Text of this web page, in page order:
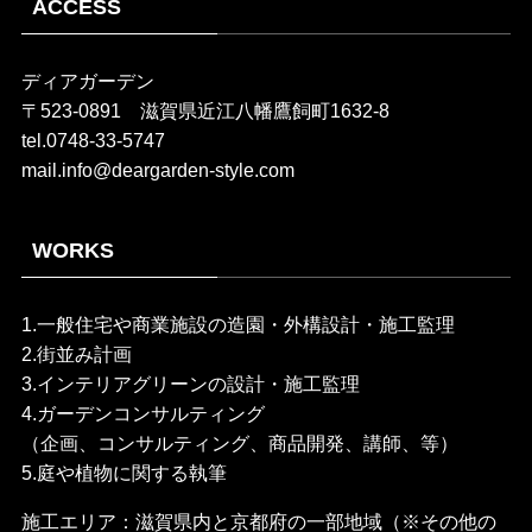
ACCESS
ディアガーデン
〒523-0891 滋賀県近江八幡鷹飼町1632-8
tel.0748-33-5747
mail.info@deargarden-style.com
WORKS
1.一般住宅や商業施設の造園・外構設計・施工監理
2.街並み計画
3.インテリアグリーンの設計・施工監理
4.ガーデンコンサルティング
（企画、コンサルティング、商品開発、講師、等）
5.庭や植物に関する執筆
施工エリア：滋賀県内と京都府の一部地域（※その他の